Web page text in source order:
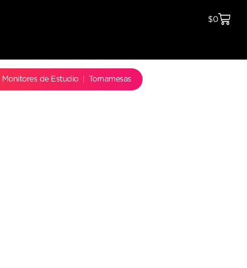
$0
Monitores de Estudio Tornamesas